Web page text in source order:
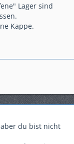
Lager sind
Kappe.
du bist nicht